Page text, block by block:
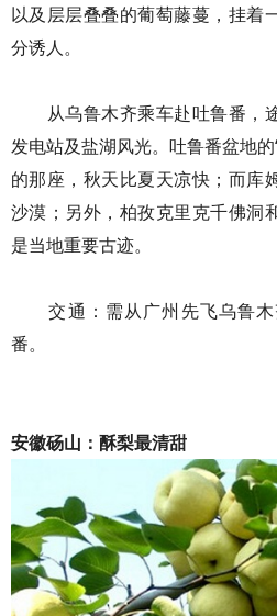
以及层层叠叠的葡萄藤蔓，挂着
分诱人。
从乌鲁木齐乘车赴吐鲁番，
发电站及盐湖风光。吐鲁番盆地
的那座，秋天比夏天凉快；而库
沙漠；另外，柏孜克里克千佛洞
是当地重要古迹。
交通：需从广州先飞乌鲁木
番。
安徽砀山：酥梨最清甜